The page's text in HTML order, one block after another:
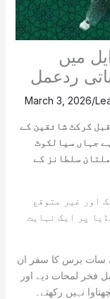
میں
ردعمل
/
March 3, 2026
کرکٹ شائقین کے
جہاں سیالکوٹ
سلطانز کے
اور غیر متوقع
پر ایک نہایت
سات برس کا سفر ان
فخر لمحات دیے اور
نہیں رکھتے۔